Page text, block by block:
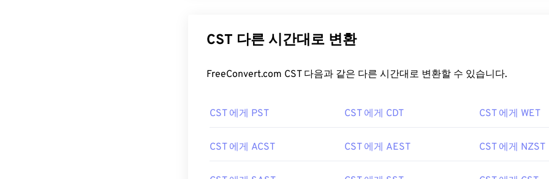
CST 다른 시간대로 변환
FreeConvert.com CST 다음과 같은 다른 시간대로 변환할 수 있습니다.
CST 에게 PST CST 에게 CDT CST 에게 WET
CST 에게 ACST CST 에게 AEST CST 에게 NZST